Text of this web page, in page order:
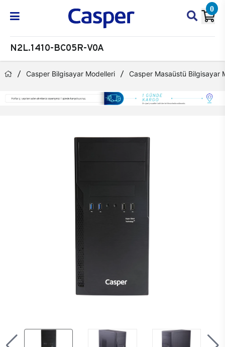
0
N2L.1410-BC05R-V0A
Casper Bilgisayar Modelleri Casper Masaüstü Bilgisayar